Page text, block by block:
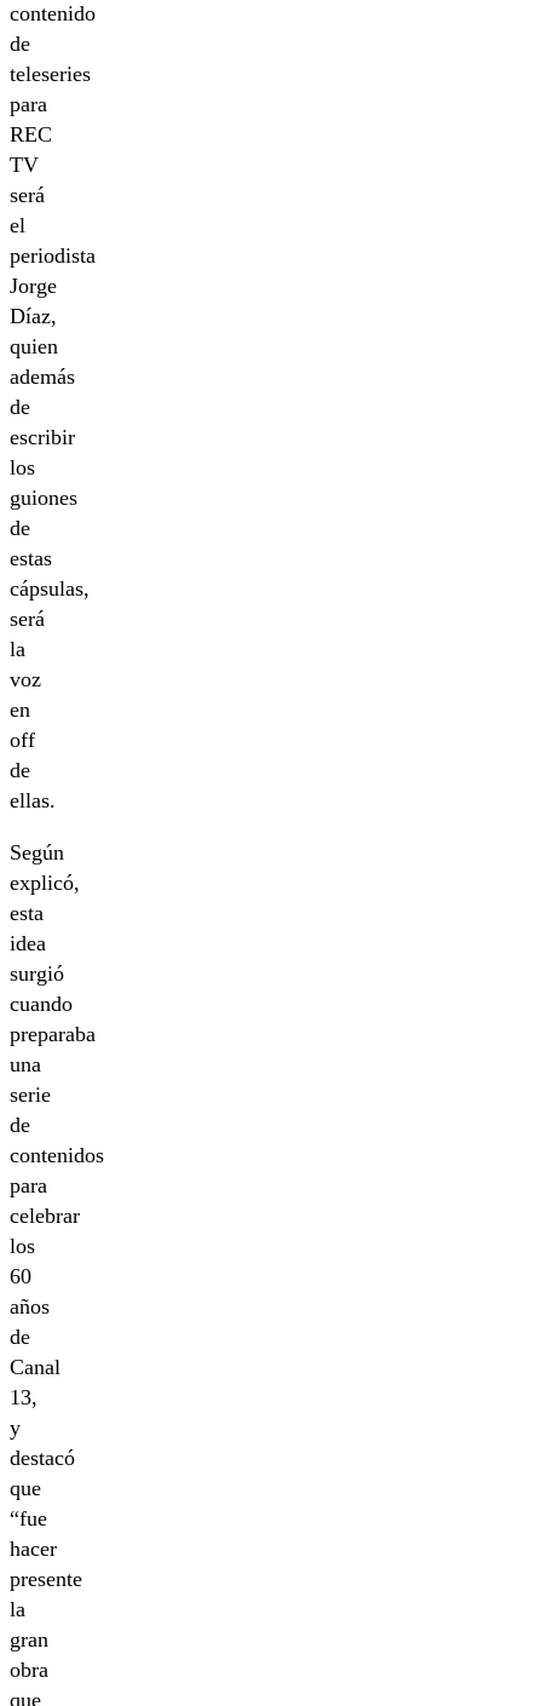
contenido
de
teleseries
para
REC
TV
será
el
periodista
Jorge
Díaz,
quien
además
de
escribir
los
guiones
de
estas
cápsulas,
será
la
voz
en
off
de
ellas.
Según
explicó,
esta
idea
surgió
cuando
preparaba
una
serie
de
contenidos
para
celebrar
los
60
años
de
Canal
13,
y
destacó
que
“fue
hacer
presente
la
gran
obra
que